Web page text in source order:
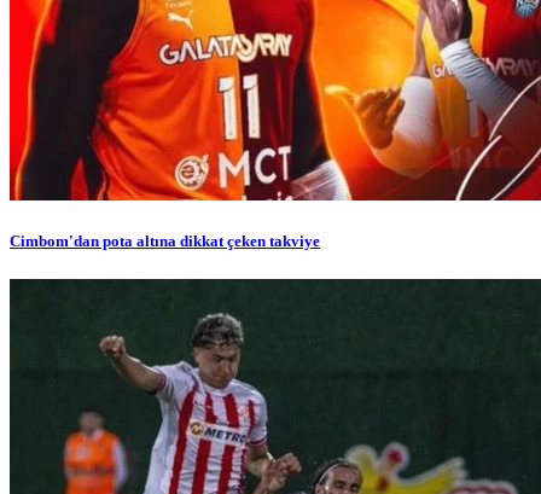
Cimbom'dan pota altına dikkat çeken takviye